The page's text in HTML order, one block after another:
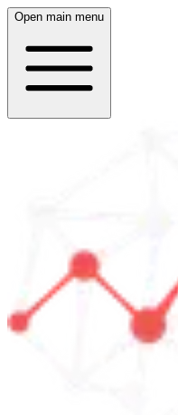
Open main menu